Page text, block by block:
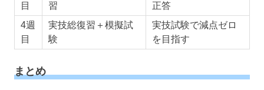
目
習
正答
4週
目
実技総復習＋模擬試
験
実技試験で減点ゼロ
を目指す
まとめ